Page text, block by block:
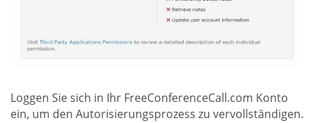
Loggen Sie sich in Ihr FreeConferenceCall.com Konto
ein, um den Autorisierungsprozess zu vervollständigen.